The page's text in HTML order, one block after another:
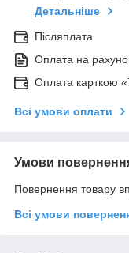
Детальніше
Післяплата
Оплата на
Оплата карткою
Всі умови оплати
Умови
Повернення товару
Всі умови